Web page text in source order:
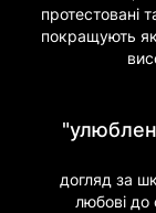
протестовані
покращують
догляд за
любові